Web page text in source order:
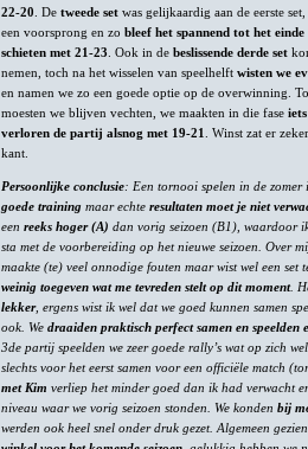
22-20 . De tweede set was gelijkaardig aan de eerste
een voorsprong en zo bleef het spannend tot het einde
schieten met 21-23 . Ook in de beslissende derde set
nemen, toch na het wisselen van speelhelft wisten we
en namen we zo een goede optie op de overwinning.
moesten we blijven vechten, we maakten in die fase
verloren de partij alsnog met 19-21
. Winst zat er
kant.
Persoonlijke conclusie: Een tornooi spelen in de
goede training maar echte resultaten moet je niet
een reeks hoger (A) dan vorig seizoen (B1), waardoor
sta met de voorbereiding op het nieuwe seizoen. Over
maakte (te) veel onnodige fouten maar wist wel een set
weinig toegeven wat me tevreden stelt op dit moment.
lekker, ergens wist ik wel dat we goed kunnen samen
ook. We draaiden praktisch perfect samen en speelden
3de partij speelden we zeer goede rally’s wat op zich
slechts voor het eerst samen voor een officiële match
met Kim verliep het minder goed dan ik had verwacht
niveau waar we vorig seizoen stonden. We konden bij
werden ook heel snel onder druk gezet. Algemeen